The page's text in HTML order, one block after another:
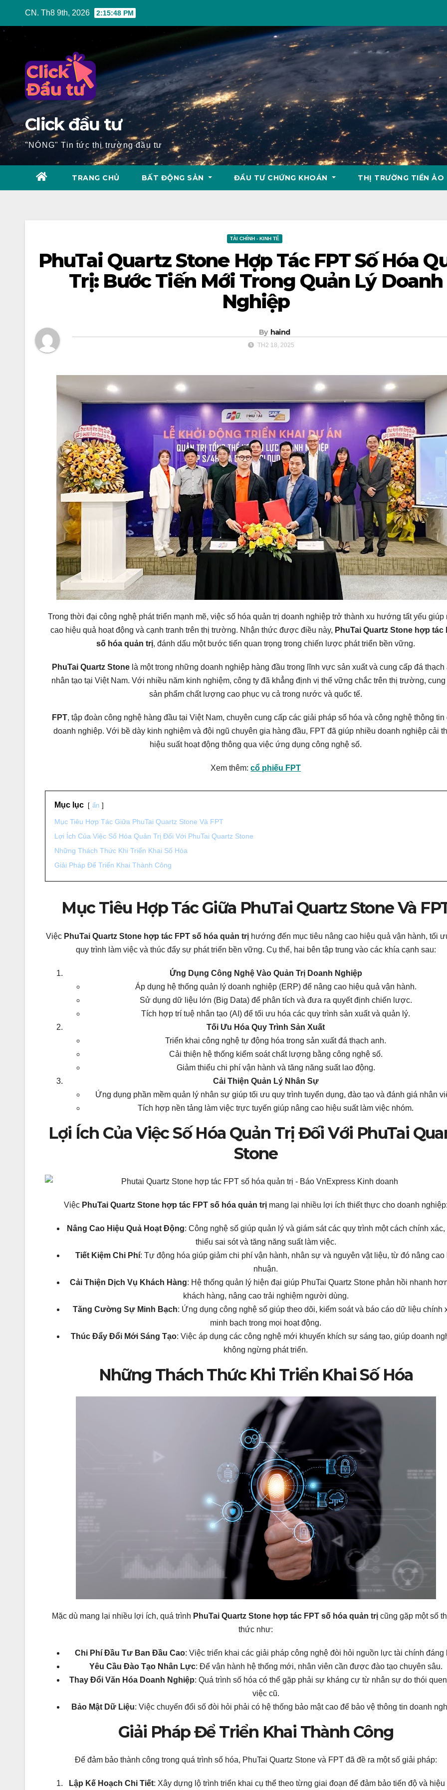
content
CN. Th8 9th, 2026 2:15:50 PM
Click đầu tư
"NÓNG" Tin tức thị trường đầu tư
TRANG CHỦ BẤT ĐỘNG SẢN ĐẦU TƯ CHỨNG KHOÁN THỊ TRƯỜNG TIỀN ẢO
TÀI CHÍNH - KINH TẾ
PhuTai Quartz Stone Hợp Tác FPT Số Hóa
Trị: Bước Tiến Mới Trong Quản Lý Doanh
Nghiệp
By haind
TH2 18, 2025
Trong thời đại công nghệ phát triển mạnh mẽ, việc số hóa quản trị doanh nghiệp trở thành xu hướng tất yếu giúp
cao hiệu quả hoạt động và cạnh tranh trên thị trường. Nhận thức được điều này, PhuTai Quartz Stone hợp tác
số hóa quản trị, đánh dấu một bước tiến quan trọng trong chiến lược phát triển bền vững.
PhuTai Quartz Stonelà một trong những doanh nghiệp hàng đầu trong lĩnh vực sản xuất và cung cấp đá thạch
nhân tạo tại Việt Nam. Với nhiều năm kinh nghiệm, công ty đã khẳng định vị thế vững chắc trên thị trường, cung
sản phẩm chất lượng cao phục vụ cả trong nước và quốc tế.
FPT, tập đoàn công nghệ hàng đầu tại Việt Nam, chuyên cung cấp các giải pháp số hóa và công nghệ thông tin
doanh nghiệp. Với bề dày kinh nghiệm và đội ngũ chuyên gia hàng đầu, FPT đã giúp nhiều doanh nghiệp cải
hiệu suất hoạt động thông qua việc ứng dụng công nghệ số.
Xem thêm:cổ phiếu FPT
Mục lục ẩn
Mục Tiêu Hợp Tác Giữa PhuTai Quartz Stone Và FPT
Lợi Ích Của Việc Số Hóa Quản Trị Đối Với PhuTai Quartz Stone
Những Thách Thức Khi Triển Khai Số Hóa
Giải Pháp Để Triển Khai Thành Công
Mục Tiêu Hợp Tác Giữa PhuTai Quartz Stone Và
Việc PhuTai Quartz Stone hợp tác FPT số hóa quản trị hướng đến mục tiêu nâng cao hiệu quả vận hành, tối
quy trình làm việc và thúc đẩy sự phát triển bền vững. Cụ thể, hai bên tập trung vào các khía cạnh sau:
Ứng Dụng Công Nghệ Vào Quản Trị Doanh Nghiệp
Áp dụng hệ thống quản lý doanh nghiệp (ERP) để nâng cao hiệu quả vận hành.
Sử dụng dữ liệu lớn (Big Data) để phân tích và đưa ra quyết định chiến lược.
Tích hợp trí tuệ nhân tạo (AI) để tối ưu hóa các quy trình sản xuất và quản lý.
Tối Ưu Hóa Quy Trình Sản Xuất
Triển khai công nghệ tự động hóa trong sản xuất đá thạch anh.
Cải thiện hệ thống kiểm soát chất lượng bằng công nghệ số.
Giảm thiểu chi phí vận hành và tăng năng suất lao động.
Cải Thiện Quản Lý Nhân Sự
Ứng dụng phần mềm quản lý nhân sự giúp tối ưu quy trình tuyển dụng, đào tạo và đánh giá nhân
Tích hợp nền tảng làm việc trực tuyến giúp nâng cao hiệu suất làm việc nhóm.
Lợi Ích Của Việc Số Hóa Quản Trị Đối Với PhuTai
Stone
Việc PhuTai Quartz Stone hợp tác FPT số hóa quản trịmang lại nhiều lợi ích thiết thực cho doanh nghiệp:
Nâng Cao Hiệu Quả Hoạt Động: Công nghệ số giúp quản lý và giám sát các quy trình một cách chính xác,
thiểu sai sót và tăng năng suất làm việc.
Tiết Kiệm Chi Phí: Tự động hóa giúp giảm chi phí vận hành, nhân sự và nguyên vật liệu, từ đó nâng cao
nhuận.
Cải Thiện Dịch Vụ Khách Hàng: Hệ thống quản lý hiện đại giúp PhuTai Quartz Stone phản hồi nhanh
khách hàng, nâng cao trải nghiệm người dùng.
Tăng Cường Sự Minh Bạch: Ứng dụng công nghệ số giúp theo dõi, kiểm soát và báo cáo dữ liệu chính
minh bạch trong mọi hoạt động.
Thúc Đẩy Đổi Mới Sáng Tạo: Việc áp dụng các công nghệ mới khuyến khích sự sáng tạo, giúp doanh
không ngừng phát triển.
Những Thách Thức Khi Triển Khai Số Hóa
Mặc dù mang lại nhiều lợi ích, quá trình PhuTai Quartz Stone hợp tác FPT số hóa quản trịcũng gặp một số
thức như:
Chi Phí Đầu Tư Ban Đầu Cao: Việc triển khai các giải pháp công nghệ đòi hỏi nguồn lực tài chính đáng
Yêu Cầu Đào Tạo Nhân Lực: Để vận hành hệ thống mới, nhân viên cần được đào tạo chuyên sâu.
Thay Đổi Văn Hóa Doanh Nghiệp: Quá trình số hóa có thể gặp phải sự kháng cự từ nhân sự do thói
việc cũ.
Bảo Mật Dữ Liệu: Việc chuyển đổi số đòi hỏi phải có hệ thống bảo mật cao để bảo vệ thông tin doanh
Giải Pháp Để Triển Khai Thành Công
Để đảm bảo thành công trong quá trình số hóa, PhuTai Quartz Stone và FPT đã đề ra một số giải pháp:
Lập Kế Hoạch Chi Tiết: Xây dựng lộ trình triển khai cụ thể theo từng giai đoạn để đảm bảo tiến độ và hiệu